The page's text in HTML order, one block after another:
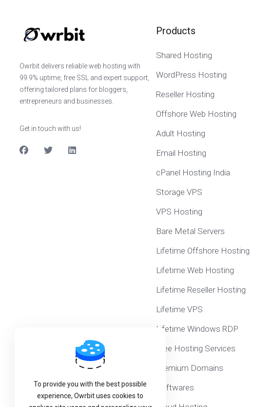
Owrbit delivers reliable web hosting with
99.9% uptime, free SSL and expert support,
offering tailored plans for bloggers,
entrepreneurs and businesses.
Get in touch with us!
Products
Shared Hosting
WordPress Hosting
Reseller Hosting
Offshore Web Hosting
Adult Hosting
Email Hosting
cPanel Hosting India
Storage VPS
VPS Hosting
Bare Metal Servers
Lifetime Offshore Hosting
Lifetime Web Hosting
Lifetime Reseller Hosting
Lifetime VPS
Lifetime Windows RDP
Free Hosting Services
Premium Domains
Softwares
To provide you with the best possible
experience, Owrbit uses cookies to